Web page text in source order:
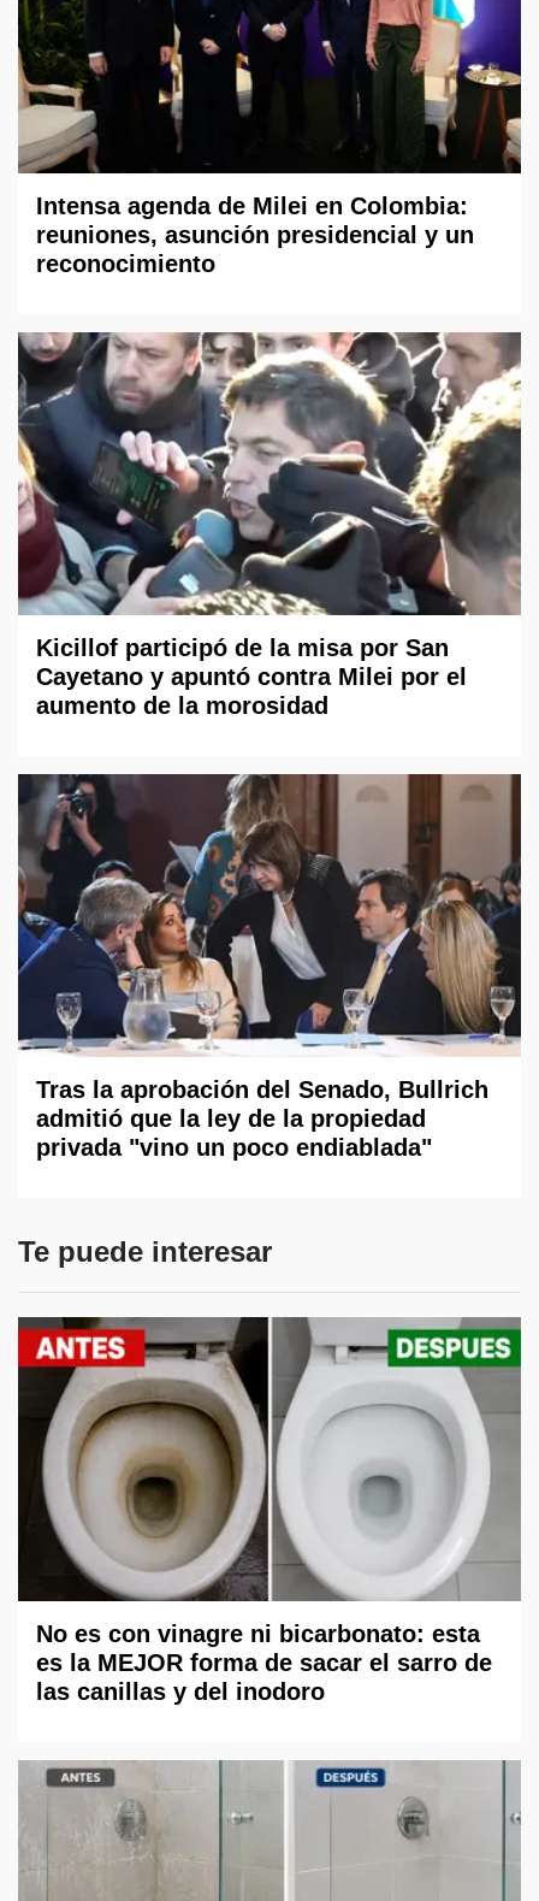
Intensa agenda de Milei en Colombia:
reuniones, asunción presidencial y un
reconocimiento
Kicillof participó de la misa por San
Cayetano y apuntó contra Milei por el
aumento de la morosidad
Tras la aprobación del Senado, Bullrich
admitió que la ley de la propiedad
privada "vino un poco endiablada"
Te puede interesar
No es con vinagre ni bicarbonato: esta
es la MEJOR forma de sacar el sarro de
las canillas y del inodoro